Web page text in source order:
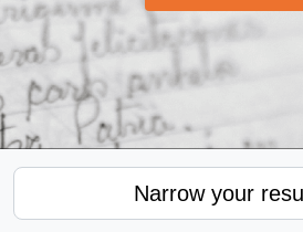
Narrow your